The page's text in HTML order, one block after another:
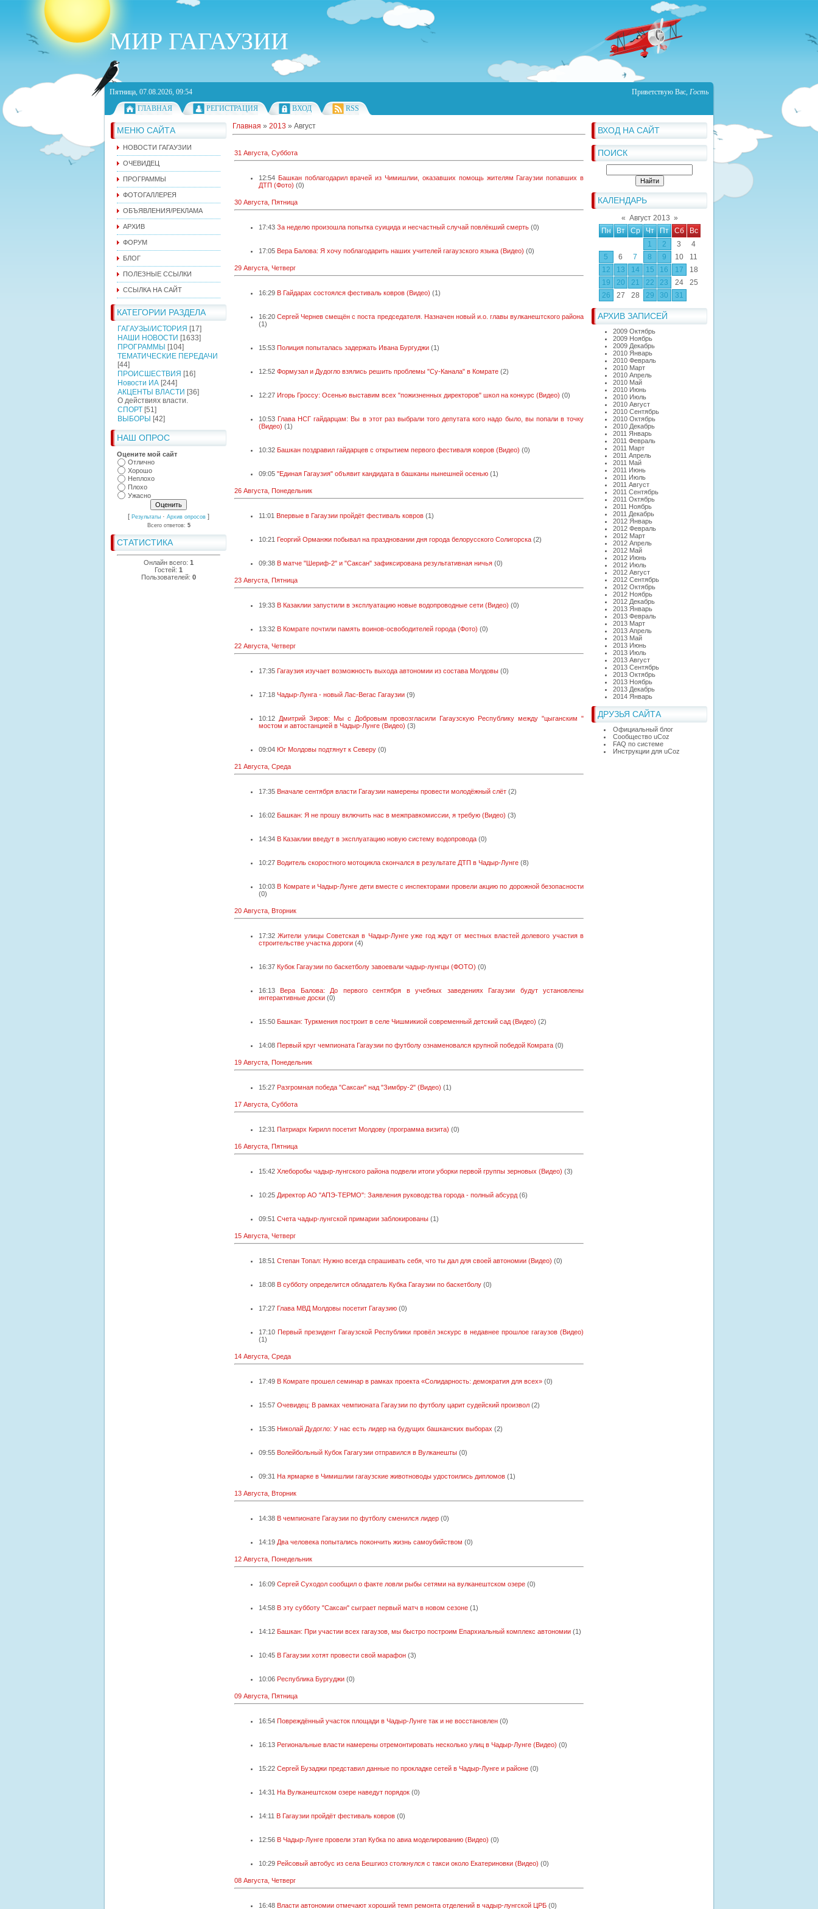
МИР ГАГАУЗИИ
Пятница, 07.08.2026, 09:54 Приветствую Вас, Гость
ГЛАВНАЯ
РЕГИСТРАЦИЯ ВХОД RSS
МЕНЮ САЙТА
НОВОСТИ ГАГАУЗИИ
ОЧЕВИДЕЦ
ПРОГРАММЫ
ФОТОГАЛЛЕРЕЯ
ОБЪЯВЛЕНИЯ/РЕКЛАМА
АРХИВ
ФОРУМ
БЛОГ
ПОЛЕЗНЫЕ ССЫЛКИ
ССЫЛКА НА САЙТ
КАТЕГОРИИ РАЗДЕЛА
ГАГАУЗЫ/ИСТОРИЯ [17]
НАШИ НОВОСТИ [1633]
ПРОГРАММЫ [104]
ТЕМАТИЧЕСКИЕ ПЕРЕДАЧИ
[44]
ПРОИСШЕСТВИЯ [16]
Новости ИА [244]
АКЦЕНТЫ ВЛАСТИ [36]
О действиях власти.
СПОРТ [51]
ВЫБОРЫ [42]
НАШ ОПРОС
Оцените мой сайт
Отлично
Хорошо
Неплохо
Плохо
Ужасно
[ Результаты · Архив опросов ]
Всего ответов: 5
СТАТИСТИКА
Онлайн всего: 1
Гостей: 1
Пользователей: 0
ВХОД НА САЙТ
ПОИСК
КАЛЕНДАРЬ
« Август 2013 »
Пн
Вт Ср Чт Пт Сб
Вс
1
2 3
4
5
6 7 8 9 10
11
12
13 14 15 16 17
18
19
20 21 22 23 24
25
26
27 28 29 30 31
АРХИВ ЗАПИСЕЙ
2009 Октябрь
2009 Ноябрь
2009 Декабрь
2010 Январь
2010 Февраль
2010 Март
2010 Апрель
2010 Май
2010 Июнь
2010 Июль
2010 Август
2010 Сентябрь
2010 Октябрь
2010 Декабрь
2011 Январь
2011 Февраль
2011 Март
2011 Апрель
2011 Май
2011 Июнь
2011 Июль
2011 Август
2011 Сентябрь
2011 Октябрь
2011 Ноябрь
2011 Декабрь
2012 Январь
2012 Февраль
2012 Март
2012 Апрель
2012 Май
2012 Июнь
2012 Июль
2012 Август
2012 Сентябрь
2012 Октябрь
2012 Ноябрь
2012 Декабрь
2013 Январь
2013 Февраль
2013 Март
2013 Апрель
2013 Май
2013 Июнь
2013 Июль
2013 Август
2013 Сентябрь
2013 Октябрь
2013 Ноябрь
2013 Декабрь
2014 Январь
ДРУЗЬЯ САЙТА
Официальный блог
Сообщество uCoz
FAQ по системе
Инструкции для uCoz
Главная » 2013 » Август
31 Августа, Суббота
12:54 Башкан поблагодарил врачей из Чимишлии, оказавших помощь жителям Гагаузии попавших в
ДТП (Фото) (0)
30 Августа, Пятница
17:43 За неделю произошла попытка суицида и несчастный случай повлёкший смерть (0)
17:05 Вера Балова: Я хочу поблагодарить наших учителей гагаузского языка (Видео) (0)
29 Августа, Четверг
16:29 В Гайдарах состоялся фестиваль ковров (Видео) (1)
16:20 Сергей Чернев смещён с поста председателя. Назначен новый и.о. главы вулканештского района
(1)
15:53 Полиция попыталась задержать Ивана Бургуджи (1)
12:52 Формузал и Дудогло взялись решить проблемы "Су-Канала" в Комрате (2)
12:27 Игорь Гроссу: Осенью выставим всех "пожизненных директоров" школ на конкурс (Видео) (0)
10:53 Глава НСГ гайдарцам: Вы в этот раз выбрали того депутата кого надо было, вы попали в точку
(Видео) (1)
10:32 Башкан поздравил гайдарцев с открытием первого фестиваля ковров (Видео) (0)
09:05 "Единая Гагаузия" объявит кандидата в башканы нынешней осенью (1)
26 Августа, Понедельник
11:01 Впервые в Гагаузии пройдёт фестиваль ковров (1)
10:21 Георгий Орманжи побывал на праздновании дня города белорусского Солигорска (2)
09:38 В матче "Шериф-2" и "Саксан" зафиксирована результативная ничья (0)
23 Августа, Пятница
19:33 В Казаклии запустили в эксплуатацию новые водопроводные сети (Видео) (0)
13:32 В Комрате почтили память воинов-освободителей города (Фото) (0)
22 Августа, Четверг
17:35 Гагаузия изучает возможность выхода автономии из состава Молдовы (0)
17:18 Чадыр-Лунга - новый Лас-Вегас Гагаузии (9)
10:12 Дмитрий Зиров: Мы с Добровым провозгласили Гагаузскую Республику между "цыганским "
мостом и автостанцией в Чадыр-Лунге (Видео) (3)
09:04 Юг Молдовы подтянут к Северу (0)
21 Августа, Среда
17:35 Вначале сентября власти Гагаузии намерены провести молодёжный слёт (2)
16:02 Башкан: Я не прошу включить нас в межправкомиссии, я требую (Видео) (3)
14:34 В Казаклии введут в эксплуатацию новую систему водопровода (0)
10:27 Водитель скоростного мотоцикла скончался в результате ДТП в Чадыр-Лунге (8)
10:03 В Комрате и Чадыр-Лунге дети вместе с инспекторами провели акцию по дорожной безопасности
(0)
20 Августа, Вторник
17:32 Жители улицы Советская в Чадыр-Лунге уже год ждут от местных властей долевого участия в
строительстве участка дороги (4)
16:37 Кубок Гагаузии по баскетболу завоевали чадыр-лунгцы (ФОТО) (0)
16:13
Вера Балова: До первого сентября в учебных заведениях Гагаузии будут установлены
интерактивные доски (0)
15:50 Башкан: Туркмения построит в селе Чишмикиой современный детский сад (Видео) (2)
14:08 Первый круг чемпионата Гагаузии по футболу ознаменовался крупной победой Комрата (0)
19 Августа, Понедельник
15:27 Разгромная победа "Саксан" над "Зимбру-2" (Видео) (1)
17 Августа, Суббота
12:31 Патриарх Кирилл посетит Молдову (программа визита) (0)
16 Августа, Пятница
15:42 Хлеборобы чадыр-лунгского района подвели итоги уборки первой группы зерновых (Видео) (3)
10:25 Директор АО "АПЭ-ТЕРМО": Заявления руководства города - полный абсурд (6)
09:51 Счета чадыр-лунгской примарии заблокированы (1)
15 Августа, Четверг
18:51 Степан Топал: Нужно всегда спрашивать себя, что ты дал для своей автономии (Видео) (0)
18:08 В субботу определится обладатель Кубка Гагаузии по баскетболу (0)
17:27 Глава МВД Молдовы посетит Гагаузию (0)
17:10 Первый президент Гагаузской Республики провёл экскурс в недавнее прошлое гагаузов (Видео)
(1)
14 Августа, Среда
17:49 В Комрате прошел семинар в рамках проекта «Солидарность: демократия для всех» (0)
15:57 Очевидец: В рамках чемпионата Гагаузии по футболу царит судейский произвол (2)
15:35 Николай Дудогло: У нас есть лидер на будущих башканских выборах (2)
09:55 Волейбольный Кубок Гагагузии отправился в Вулканешты (0)
09:31 На ярмарке в Чимишлии гагаузские животноводы удостоились дипломов (1)
13 Августа, Вторник
14:38 В чемпионате Гагаузии по футболу сменился лидер (0)
14:19 Два человека попытались покончить жизнь самоубийством (0)
12 Августа, Понедельник
16:09 Сергей Суходол сообщил о факте ловли рыбы сетями на вулканештском озере (0)
14:58 В эту субботу "Саксан" сыграет первый матч в новом сезоне (1)
14:12 Башкан: При участии всех гагаузов, мы быстро построим Епархиальный комплекс автономии (1)
10:45 В Гагаузии хотят провести свой марафон (3)
10:06 Республика Бургуджи (0)
09 Августа, Пятница
16:54 Повреждённый участок площади в Чадыр-Лунге так и не восстановлен (0)
16:13 Региональные власти намерены отремонтировать несколько улиц в Чадыр-Лунге (Видео) (0)
15:22 Сергей Бузаджи представил данные по прокладке сетей в Чадыр-Лунге и районе (0)
14:31 На Вулканештском озере наведут порядок (0)
14:11 В Гагаузии пройдёт фестиваль ковров (0)
12:56 В Чадыр-Лунге провели этап Кубка по авиа моделированию (Видео) (0)
10:29 Рейсовый автобус из села Бешгиоз столкнулся с такси около Екатериновки (Видео) (0)
08 Августа, Четверг
16:48 Власти автономии отмечают хороший темп ремонта отделений в чадыр-лунгской ЦРБ (0)